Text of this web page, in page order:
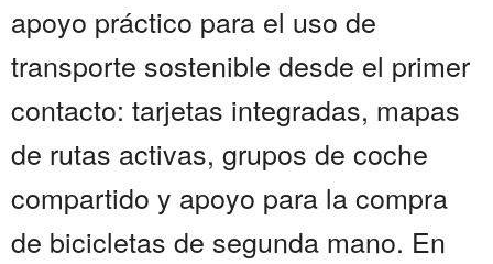
apoyo práctico para el uso de
transporte sostenible desde el primer
contacto: tarjetas integradas, mapas
de rutas activas, grupos de coche
compartido y apoyo para la compra
de bicicletas de segunda mano. En